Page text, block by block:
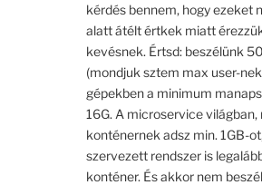
kérdés bennem, hogy ezeket
alatt átélt értkek miatt
kevésnek. Értsd: beszélünk
(mondjuk sztem max user-
gépekben a minimum
16G. A microservice világban,
konténernek adsz min. 1GB-
szervezett rendszer is
konténer. És akkor nem